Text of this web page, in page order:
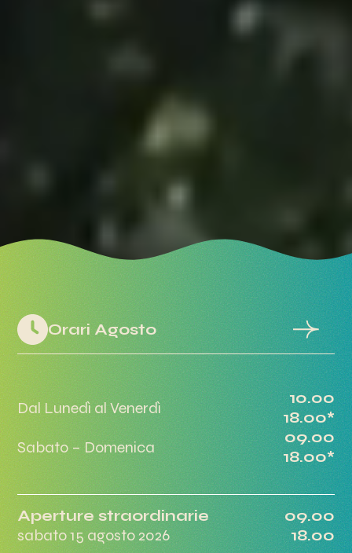
Orari Agosto
Dal Lunedì al Venerdì
10.00
18.00*
Sabato – Domenica
09.00
18.00*
Aperture straordinarie
sabato 15 agosto 2026
09.00
18.00